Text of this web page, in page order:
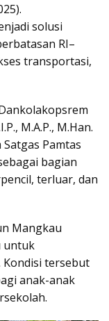
solusi
RI–
transportasi,
M.A.P., M.Han.
Pamtas
bagian
terluar, dan
Mangkau
untuk
Kondisi tersebut
anak-anak